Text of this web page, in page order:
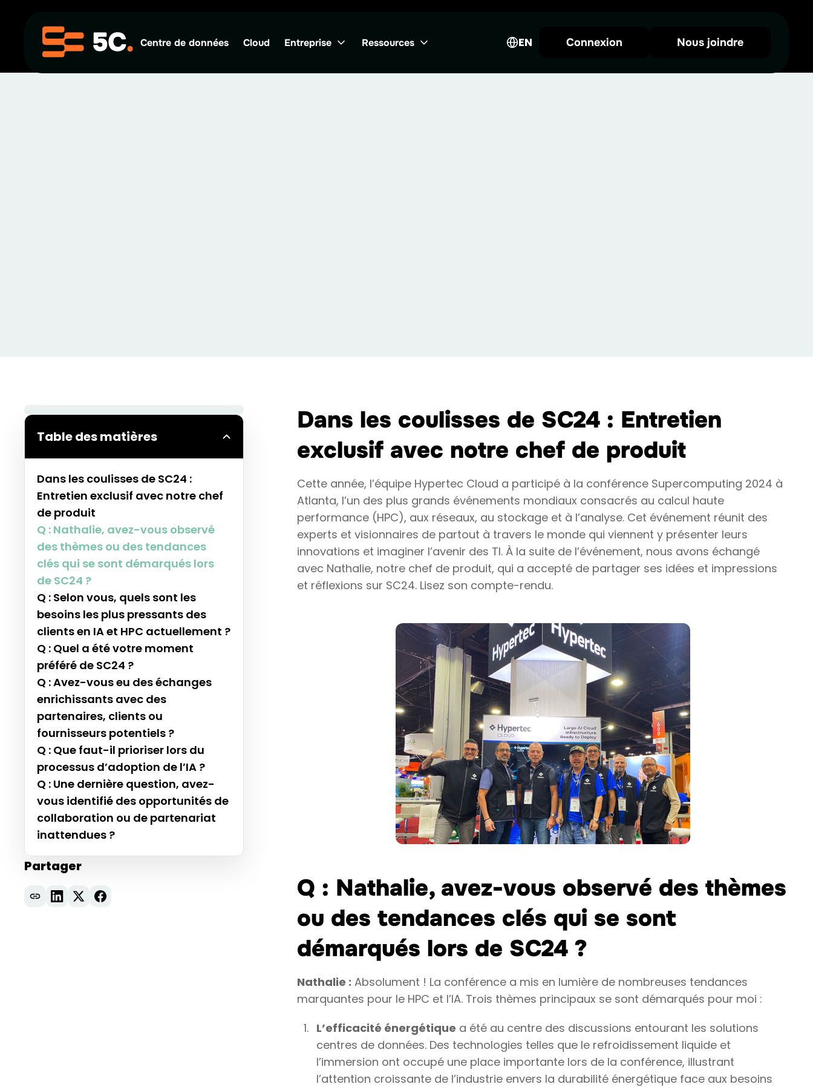
Centre de données Cloud Entreprise Ressources EN Connexion Nous joindre
Table des matières
Dans les coulisses de SC24 :
Entretien exclusif avec notre chef
de produit
Q : Nathalie, avez-vous observé
des thèmes ou des tendances
clés qui se sont démarqués lors
de SC24 ?
Q : Selon vous, quels sont les
besoins les plus pressants des
clients en IA et HPC actuellement ?
Q : Quel a été votre moment
préféré de SC24 ?
Q : Avez-vous eu des échanges
enrichissants avec des
partenaires, clients ou
fournisseurs potentiels ?
Q : Que faut-il prioriser lors du
processus d’adoption de l’IA ?
Q : Une dernière question, avez-
vous identifié des opportunités de
collaboration ou de partenariat
inattendues ?
Partager
Dans les coulisses de SC24 : Entretien
exclusif avec notre chef de produit
Cette année, l’équipe Hypertec Cloud a participé à la conférence Supercomputing 2024 à
Atlanta, l’un des plus grands événements mondiaux consacrés au calcul haute
performance (HPC), aux réseaux, au stockage et à l’analyse. Cet événement réunit des
experts et visionnaires de partout à travers le monde qui viennent y présenter leurs
innovations et imaginer l’avenir des TI. À la suite de l’événement, nous avons échangé
avec Nathalie, notre chef de produit, qui a accepté de partager ses idées et impressions
et réflexions sur SC24. Lisez son compte-rendu.
Q : Nathalie, avez-vous observé des thèmes
ou des tendances clés qui se sont
démarqués lors de SC24 ?
Nathalie : Absolument ! La conférence a mis en lumière de nombreuses tendances
marquantes pour le HPC et l’IA. Trois thèmes principaux se sont démarqués pour moi :
L’efficacité énergétique a été au centre des discussions entourant les solutions
centres de données. Des technologies telles que le refroidissement liquide et
l’immersion ont occupé une place importante lors de la conférence, illustrant
l’attention croissante de l’industrie envers la durabilité énergétique face aux besoins